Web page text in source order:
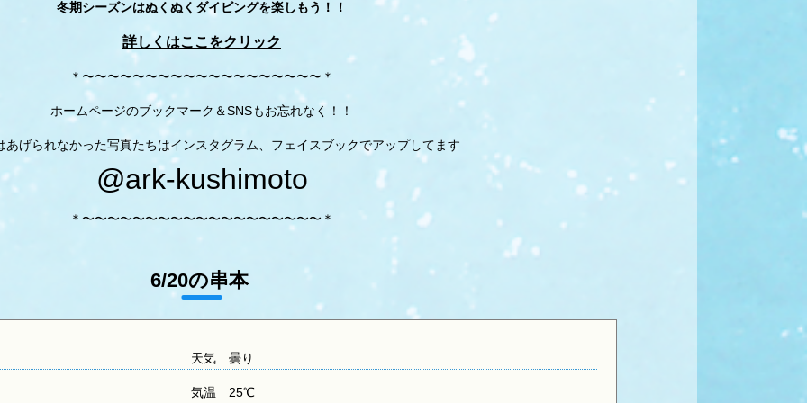
冬期シーズンはぬくぬくダイビングを楽しもう！！
詳しくはここをクリック
＊〜〜〜〜〜〜〜〜〜〜〜〜〜〜〜〜〜〜〜＊
ホームページのブックマーク＆SNSもお忘れなく！！
あげられなかった写真たちはインスタグラム、フェイスブックでアップしてます
@ark-kushimoto
＊〜〜〜〜〜〜〜〜〜〜〜〜〜〜〜〜〜〜〜＊
6/20の串本
天気 曇り
気温 25℃